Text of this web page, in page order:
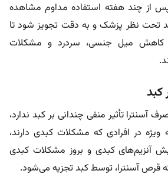
از چند هفته استفاده مداوم مشاهده
تحت نظر پزشک و به دقت تجویز شود تا
کاهش میل جنسی، سردرد و مشکلات
کبد
آسنترا تأثیر منفی چندانی بر کبد ندارد،
در افرادی که مشکلات کبدی دارند،
آنزیم‌های کبدی و بروز مشکلات کبدی
قرص آسنترا، توسط کبد تجزیه می‌شود.